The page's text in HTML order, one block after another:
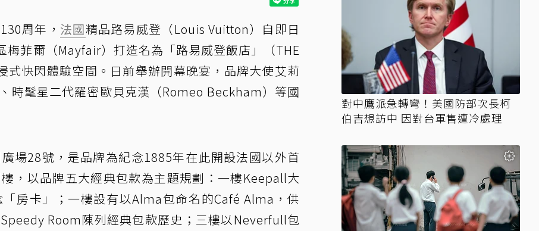
周年， 法國精品路易威登（Louis Vuitton）自即日
梅菲爾（Mayfair）打造名為「路易威登飯店」（THE
式快閃體驗空間。日前舉辦開幕晚宴，品牌大使艾莉
時髦星二代羅密歐貝克漢（Romeo Beckham）等國
場28號，是品牌為紀念1885年在此開設法國以外首
，以品牌五大經典包款為主題規劃：一樓Keepall大
房卡」；一樓設有以Alma包命名的Café Alma，供
Room陳列經典包款歷史；三樓以Neverfull包
對中鷹派急轉彎！美國防部次長柯
伯吉想訪中 因對台軍售遭冷處理